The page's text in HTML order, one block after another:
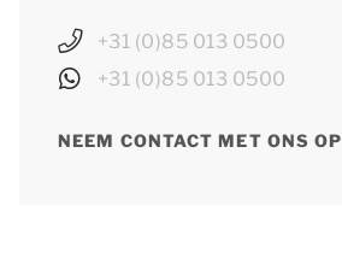
+31 (0)85 013 0500
+31 (0)85 013 0500
NEEM CONTACT MET ONS OP